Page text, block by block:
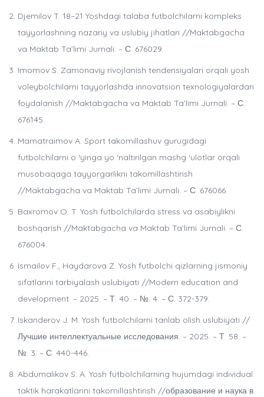
Djemilov T. 18–21 Yoshdagi talaba futbolchilarni kompleks
tayyorlashning nazariy va uslubiy jihatlari //Maktabgacha
va Maktab Ta’limi Jurnali. – С. 676029.
Imomov S. Zamonaviy rivojlanish tendensiyalari orqali yosh
voleybolchilarni tayyorlashda innovatsion texnologiyalardan
foydalanish //Maktabgacha va Maktab Ta’limi Jurnali. – С.
676145.
Mamatraimov A. Sport takomillashuv gurugidagi
futbolchilarni o ‘yinga yo ‘naltirilgan mashg ‘ulotlar orqali
musobaqaga tayyorgarlikni takomillashtirish
//Maktabgacha va Maktab Ta’limi Jurnali. – С. 676066.
Baxromov O. T. Yosh futbolchilarda stress va asabiylikni
boshqarish //Maktabgacha va Maktab Ta’limi Jurnali. – С.
676004.
Ismailov F., Haydarova Z. Yosh futbolchi qizlarning jismoniy
sifatlarini tarbiyalash uslubiyati //Modern education and
development. – 2025. – Т. 40. – №. 4. – С. 372-379.
Iskanderov J. M. Yosh futbolchilarni tanlab olish uslubiyati //
Лучшие интеллектуальные исследования. – 2025. – Т. 58. –
№. 3. – С. 440-446.
Abdumalikov S. A. Yosh futbolchilarning hujumdagi individual
taktik harakatlarini takomillashtirish //образование и наука в